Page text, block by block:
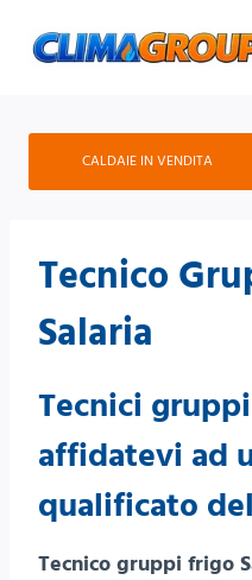
CALDAIE IN VENDITA
Tecnico
Salaria
Tecnici
affidatevi ad
qualificato
Tecnico gruppi frigo